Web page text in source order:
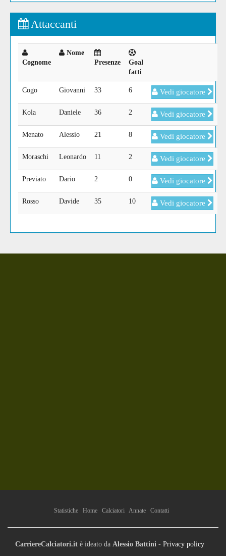
Attaccanti
Cognome
Nome
Presenze
Goal
fatti
Cogo Giovanni 33 6 Vedi giocatore
Kola Daniele 36 2 Vedi giocatore
Menato Alessio 21 8 Vedi giocatore
Moraschi Leonardo 11 2 Vedi giocatore
Previato Dario 2 0 Vedi giocatore
Rosso Davide 35 10 Vedi giocatore
Statistiche Home Calciatori Annate Contatti
CarriereCalciatori.it è ideato da Alessio Battini - Privacy policy